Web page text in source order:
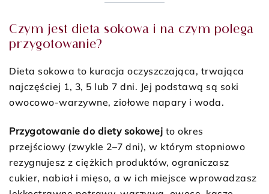
Czym jest dieta sokowa i na czym polega
przygotowanie?
Dieta sokowa to kuracja oczyszczająca, trwająca
najczęściej 1, 3, 5 lub 7 dni. Jej podstawą są soki
owocowo-warzywne, ziołowe napary i woda.
Przygotowanie do diety sokowej to okres
przejściowy (zwykle 2–7 dni), w którym stopniowo
rezygnujesz z ciężkich produktów, ograniczasz
cukier, nabiał i mięso, a w ich miejsce wprowadzasz